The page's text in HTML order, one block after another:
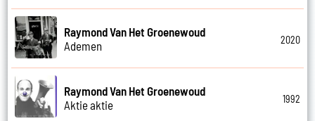
Raymond Van Het Groenewoud
Ademen
2020
Raymond Van Het Groenewoud
Aktie aktie
1992